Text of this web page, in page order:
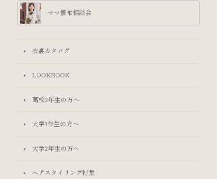
ママ振袖相談会
衣裳カタログ
LOOKBOOK
高校3年生の方へ
大学1年生の方へ
大学2年生の方へ
ヘアスタイリング特集